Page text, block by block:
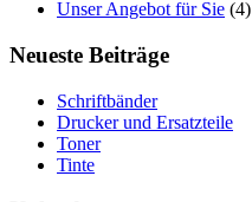
Unser Angebot für Sie (4)
Neueste Beiträge
Schriftbänder
Drucker und Ersatzteile
Toner
Tinte